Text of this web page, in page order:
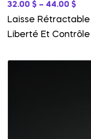
32.00 $ – 44.00 $
Laisse
Liberté Et Contrôle